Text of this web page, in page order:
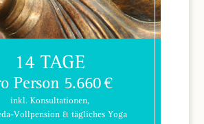
14 TAGE
Person 5.660 €
inkl. Konsultationen,
Vollpension & tägliches Yoga